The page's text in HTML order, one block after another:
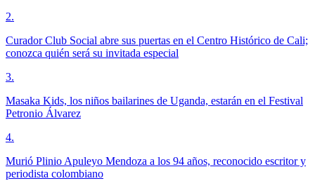
2.
Curador Club Social abre sus puertas en el Centro Histórico de Cali;
conozca quién será su invitada especial
3.
Masaka Kids, los niños bailarines de Uganda, estarán en el Festival
Petronio Álvarez
4.
Murió Plinio Apuleyo Mendoza a los 94 años, reconocido escritor y
periodista colombiano